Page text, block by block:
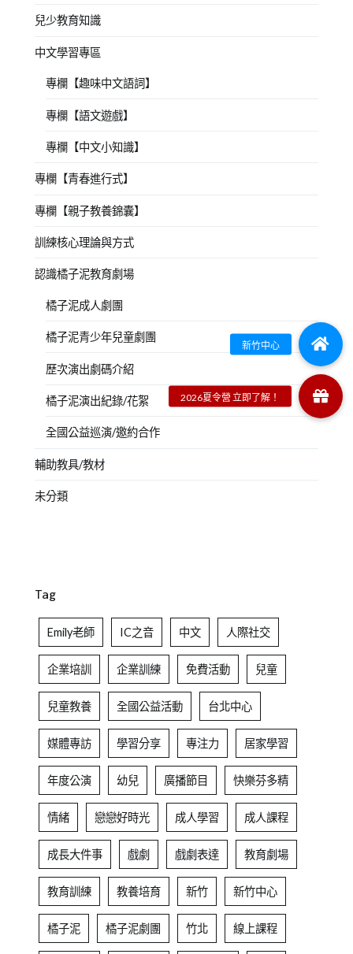
兒少教育知識
中文學習專區
專欄【趣味中文語詞】
專欄【語文遊戲】
專欄【中文小知識】
專欄【青春進行式】
專欄【親子教養錦囊】
訓練核心理論與方式
認識橘子泥教育劇場
橘子泥成人劇團
橘子泥青少年兒童劇團
歷次演出劇碼介紹
橘子泥演出紀錄/花絮
全國公益巡演/邀約合作
輔助教具/教材
未分類
Tag
Emily老師 IC之音 中文 人際社交
企業培訓 企業訓練 免費活動 兒童
兒童教養 全國公益活動 台北中心
媒體專訪 學習分享 專注力 居家學習
年度公演 幼兒 廣播節目 快樂芬多精
情緒 戀戀好時光 成人學習 成人課程
成長大件事 戲劇 戲劇表達 教育劇場
教育訓練 教養培育 新竹 新竹中心
橘子泥 橘子泥劇團 竹北 線上課程